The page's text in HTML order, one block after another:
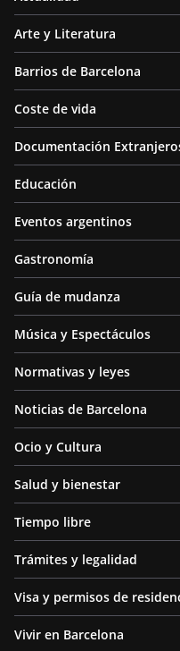
Arte y Literatura
Barrios de Barcelona
Coste de vida
Documentación
Educación
Eventos argentinos
Gastronomía
Guía de mudanza
Música y Espectáculos
Normativas y leyes
Noticias de Barcelona
Ocio y Cultura
Salud y bienestar
Tiempo libre
Trámites y legalidad
Visa y permisos de
Vivir en Barcelona